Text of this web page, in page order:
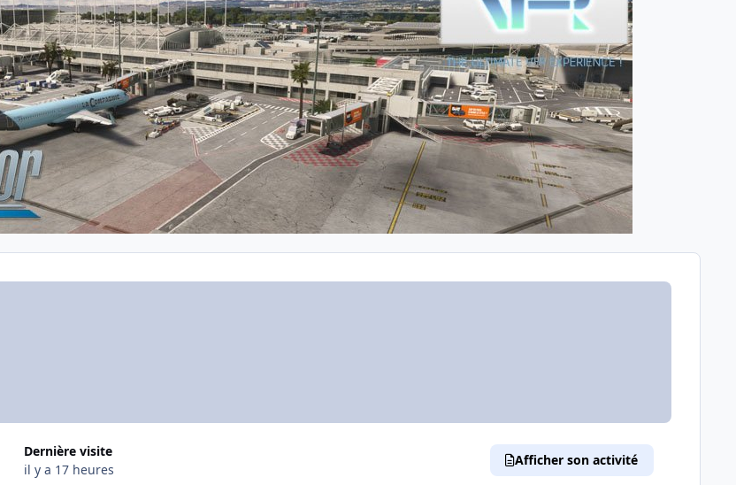
Dernière visite
il y a 17 heures
Afficher son activité